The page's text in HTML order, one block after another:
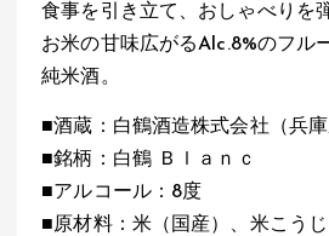
食事を引き立て、おしゃべりを
お米の甘味広がるAlc.8%のフル
純米酒。
■酒蔵：白鶴酒造株式会社（兵庫
■銘柄：白鶴 Ｂｌａｎｃ
■アルコール：8度
■原材料：米（国産）、米こうじ